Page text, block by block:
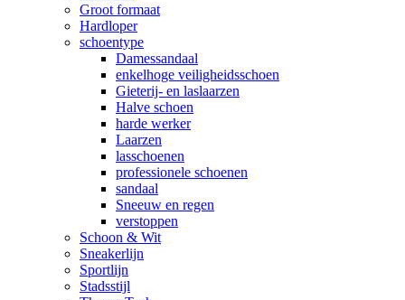
Groot formaat
Hardloper
schoentype
Damessandaal
enkelhoge veiligheidsschoen
Gieterij- en laslaarzen
Halve schoen
harde werker
Laarzen
lasschoenen
professionele schoenen
sandaal
Sneeuw en regen
verstoppen
Schoon & Wit
Sneakerlijn
Sportlijn
Stadsstijl